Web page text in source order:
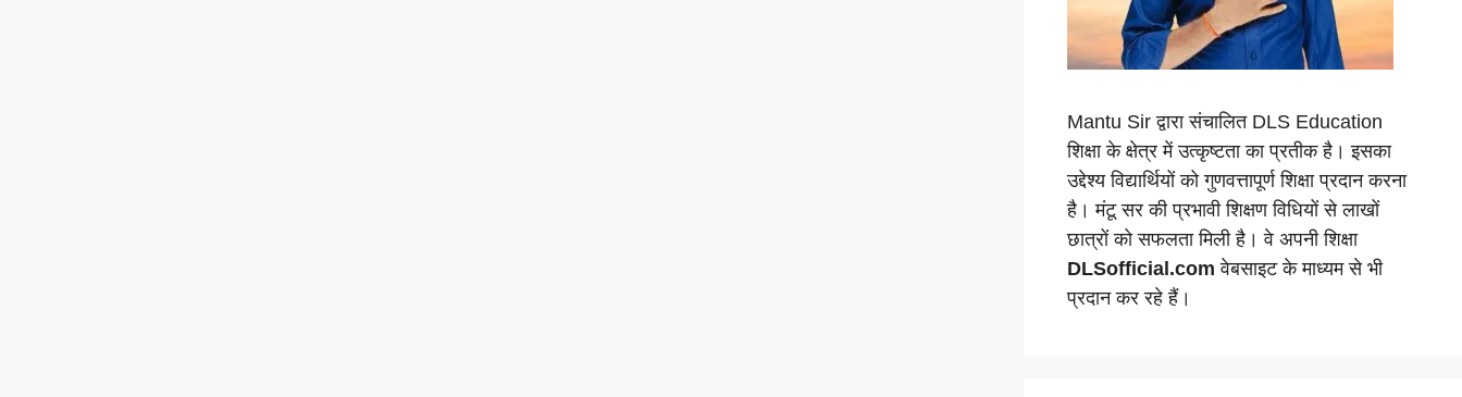
Mantu Sir द्वारा संचालित DLS Education
शिक्षा के क्षेत्र में उत्कृष्टता का प्रतीक है। इसका
उद्देश्य विद्यार्थियों को गुणवत्तापूर्ण शिक्षा प्रदान करना
है। मंटू सर की प्रभावी शिक्षण विधियों से लाखों
छात्रों को सफलता मिली है। वे अपनी शिक्षा
DLSofficial.com वेबसाइट के माध्यम से भी
प्रदान कर रहे हैं।